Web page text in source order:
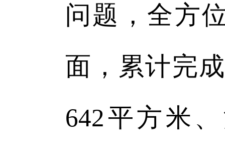
问题，全方
面，累计完
642平方米